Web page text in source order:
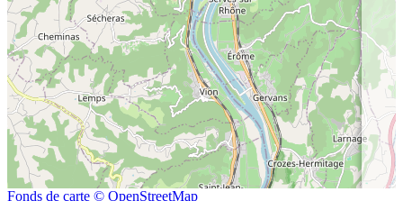
Fonds de carte © OpenStreetMap